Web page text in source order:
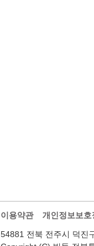
이용약관 개인정보보호
54881 전북 전주시 덕진